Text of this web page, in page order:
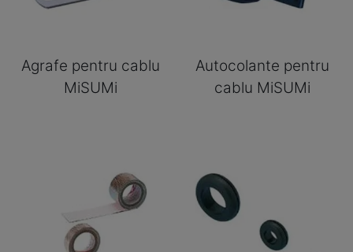
Agrafe pentru cablu
MiSUMi
Autocolante pentru
cablu MiSUMi